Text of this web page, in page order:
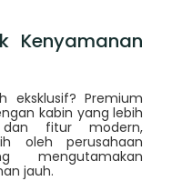
Kenyamanan
eksklusif? Premium
kabin yang lebih
dan fitur modern,
oleh perusahaan
mengutamakan
jauh.